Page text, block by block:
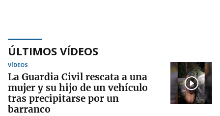
ÚLTIMOS VÍDEOS
VÍDEOS
La Guardia Civil rescata a una
mujer y su hijo de un vehículo
tras precipitarse por un
barranco